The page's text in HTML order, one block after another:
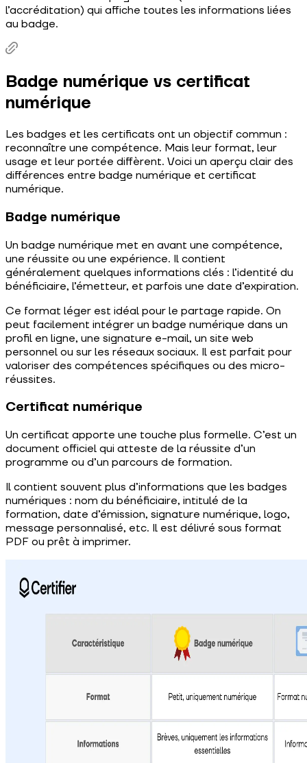
l’accréditation) qui affiche toutes les informations liées
au badge.
Badge numérique vs certificat
numérique
Les badges et les certificats ont un objectif commun :
reconnaître une compétence. Mais leur format, leur
usage et leur portée diffèrent. Voici un aperçu clair des
différences entre badge numérique et certificat
numérique.
Badge numérique
Un badge numérique met en avant une compétence,
une réussite ou une expérience. Il contient
généralement quelques informations clés : l’identité du
bénéficiaire, l’émetteur, et parfois une date d’expiration.
Ce format léger est idéal pour le partage rapide. On
peut facilement intégrer un badge numérique dans un
profil en ligne, une signature e-mail, un site web
personnel ou sur les réseaux sociaux. Il est parfait pour
valoriser des compétences spécifiques ou des micro-
réussites.
Certificat numérique
Un certificat apporte une touche plus formelle. C’est un
document officiel qui atteste de la réussite d’un
programme ou d’un parcours de formation.
Il contient souvent plus d’informations que les badges
numériques : nom du bénéficiaire, intitulé de la
formation, date d’émission, signature numérique, logo,
message personnalisé, etc. Il est délivré sous format
PDF ou prêt à imprimer.